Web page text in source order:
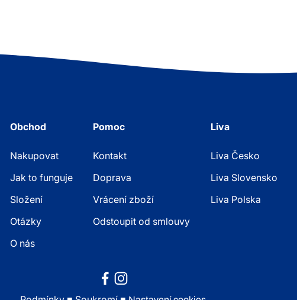
Obchod
Nakupovat
Jak to funguje
Složení
Otázky
O nás
Pomoc
Kontakt
Doprava
Vrácení zboží
Odstoupit od smlouvy
Liva
Liva Česko
Liva Slovensko
Liva Polska